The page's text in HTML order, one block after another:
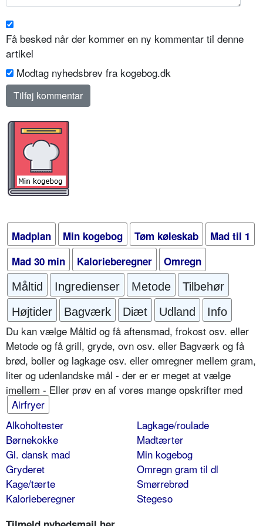
Få besked når der kommer en ny kommentar til denne
artikel
Modtag nyhedsbrev fra kogebog.dk
Madplan Min kogebog Tøm køleskab
Mad til 1
Mad 30 min
Kalorieberegner Omregn
Måltid Ingredienser Metode
Tilbehør
Højtider
Bagværk Diæt Udland Info
Du kan vælge Måltid og få aftensmad, frokost osv. eller
Metode og få grill, gryde, ovn osv. eller Bagværk og få
brød, boller og lagkage osv. eller omregner mellem gram,
liter og udenlandske mål - der er er meget at vælge
imellem - Eller prøv en af vores mange opskrifter med
Airfryer
Alkoholtester
Børnekokke
Gl. dansk mad
Gryderet
Kage/tærte
Kalorieberegner
Lagkage/roulade
Madtærter
Min kogebog
Omregn gram til dl
Smørrebrød
Stegeso